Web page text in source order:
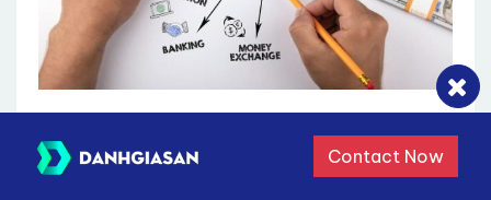
phép kể trên thì có sao không?
Nếu một sàn Forex không sở hữu một trong những loại
Contact Now